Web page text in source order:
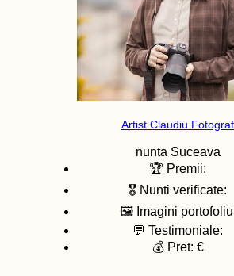
Artist Claudiu Fotograf
nunta Suceava
🏆 Premii:
🎖️ Nunti verificate:
🖼️ Imagini
💬 Testimoniale:
💰 Pret: €